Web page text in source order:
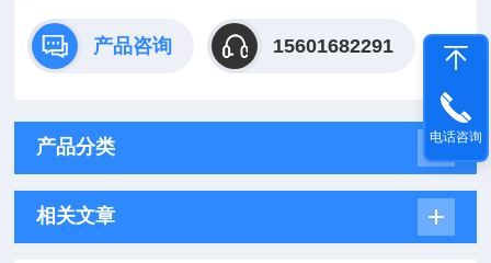
产品咨询 15601682291
产品分类
相关文章
电话咨询